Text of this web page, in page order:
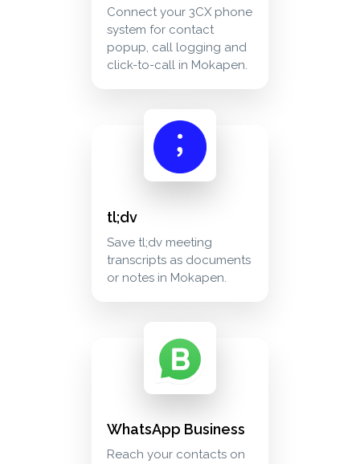
Connect your 3CX phone
system for contact
popup, call logging and
click-to-call in Mokapen.
tl;dv save tl;dv meeting transcripts as
tl;dv
Save tl;dv meeting
transcripts as documents
or notes in Mokapen.
whatsapp business reach your contacts on
communication
WhatsApp Business
Reach your contacts on